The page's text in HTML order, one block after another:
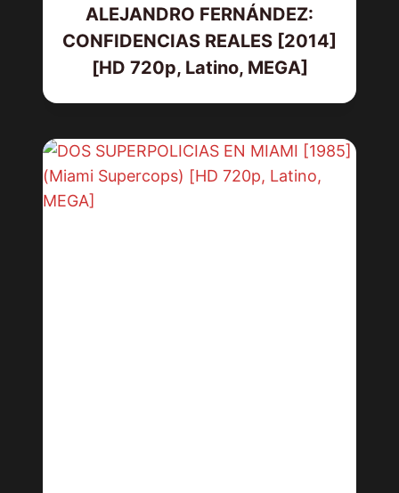
ALEJANDRO FERNÁNDEZ:
CONFIDENCIAS REALES [2014]
[HD 720p, Latino, MEGA]